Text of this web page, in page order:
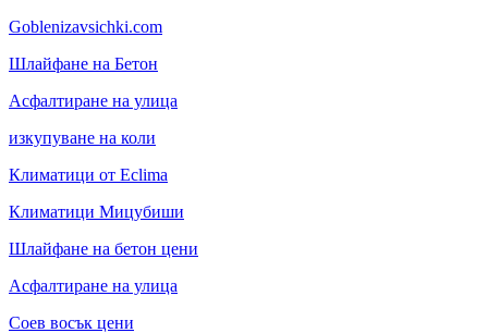
Goblenizavsichki.com
Шлайфане на Бетон
Асфалтиране на улица
изкупуване на коли
Климатици от Eclima
Климатици Мицубиши
Шлайфане на бетон цени
Асфалтиране на улица
Соев восък цени